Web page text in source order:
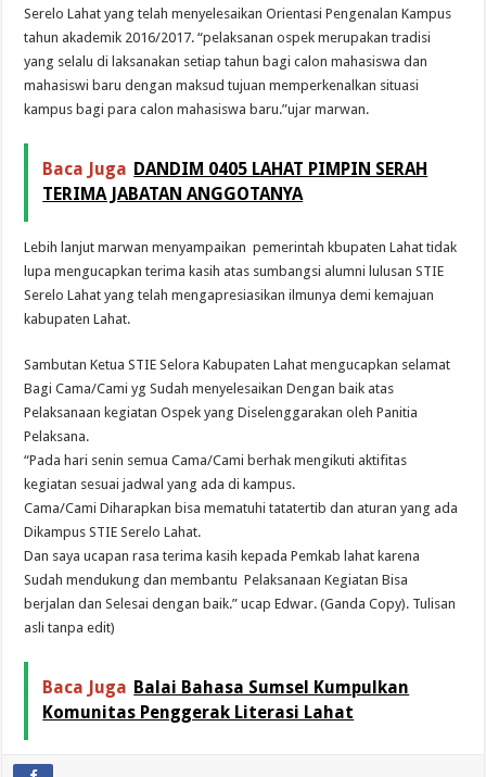
Serelo Lahat yang telah menyelesaikan Orientasi Pengenalan Kampus
tahun akademik 2016/­2017. “pelaksanan ospek merupakan tradisi
yang selalu di laksanakan setiap tahun bagi calon mahasiswa dan
mahasiswi baru dengan maksud tujuan memperkenalkan situasi
kampus bagi para calon mahasiswa baru.”ujar marwan.
Baca Juga DANDIM 0405 LAHAT PIMPIN SERAH
TERIMA JABATAN ANGGOTANYA
Lebih lanjut marwan menyampaikan pemerintah kbupaten Lahat tidak
lupa mengucapkan terima kasih atas sumbangsi alumni lulusan STIE
Serelo Lahat yang telah mengapresiasikan ilmunya demi kemajuan
kabupaten Lahat.
Sambutan Ketua STIE Selora Kabupaten Lahat mengucapkan selamat
Bagi Cama/Cami yg Sudah menyelesaikan Dengan baik atas
Pelaksanaan kegiatan Ospek yang Diselenggarakan oleh Panitia
Pelaksana.
“Pada hari senin semua Cama/Cami berhak mengikuti aktifitas
kegiatan sesuai jadwal yang ada di kampus.
Cama/Cami Diharapkan bisa mematuhi tatatertib dan aturan yang ada
Dikampus STIE Serelo Lahat.
Dan saya ucapan rasa terima kasih kepada Pemkab lahat karena
Sudah mendukung dan membantu Pelaksanaan Kegiatan Bisa
berjalan dan Selesai dengan baik.” ucap Edwar. (Ganda Copy). Tulisan
asli tanpa edit)
Baca Juga Balai Bahasa Sumsel Kumpulkan
Komunitas Penggerak Literasi Lahat